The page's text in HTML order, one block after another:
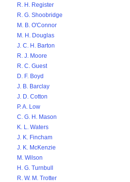
R. H. Register
R. G. Shoobridge
M. B. O'Connor
M. H. Douglas
J. C. H. Barton
R. J. Moore
R. C. Guest
D. F. Boyd
J. B. Barclay
J. D. Cotton
P. A. Low
C. G. H. Mason
K. L. Waters
J. K. Fincham
J. K. McKenzie
M. Wilson
H. G. Turnbull
R. W. M. Trotter